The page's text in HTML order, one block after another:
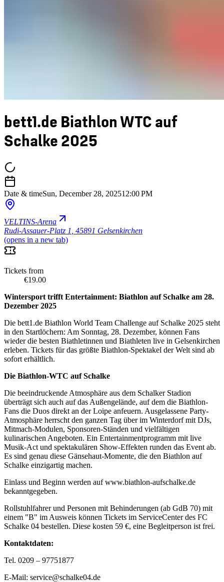
bett1.de Biathlon WTC auf
Schalke 2025
Date & timeSun, December 28, 202512:00 PM
VELTINS-Arena
Rudi-Assauer-Platz 1 45891 Gelsenkirchen
(opens in a new tab)
Tickets from
€19.00
Wintersport trifft Entertainment: Biathlon auf Schalke am 28.
Dezember 2025
Die bett1.de Biathlon World Team Challenge auf Schalke 2025 steht
in den Startlöchern: Am Sonntag, 28. Dezember, können Fans
wieder die besten Biathletinnen und Biathleten live in Gelsenkirchen
erleben. Tickets für das größte Biathlon-Spektakel der Welt sind ab
sofort erhältlich.
Die Biathlon-WTC auf Schalke
Die beeindruckende Atmosphäre aus dem Schalker Stadion
überträgt sich auch auf das Außengelände, auf dem die Biathlon-
Fans die Duos direkt an der Loipe anfeuern. Ausgelassene Party-
Atmosphäre herrscht den ganzen Tag über im Winterdorf mit DJs,
Mitmach-Modulen, Sponsoren-Ständen und vielfältigen
kulinarischen Angeboten. Ein Entertainmentprogramm mit live
Musik-Act und spektakulären Show-Effekten runden das Event ab.
Es sind genau diese Gänsehaut-Momente, die den Biathlon auf
Schalke einzigartig machen.
Einlass und Beginn werden auf www.biathlon-aufschalke.de
bekanntgegeben.
Rollstuhlfahrer und Personen mit Behinderungen (ab GdB 70) mit
einem "B" im Ausweis können Tickets im ServiceCenter des FC
Schalke 04 bestellen. Diese kosten 59 €, eine Begleitperson ist frei.
Kontaktdaten:
Tel. 0209 – 97751877
E-Mail: service@schalke04.de